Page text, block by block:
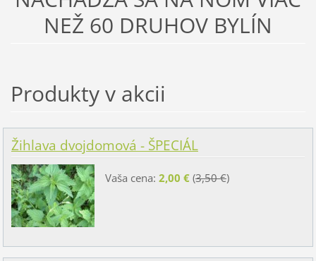
NEŽ 60 DRUHOV BYLÍN
Produkty v akcii
Žihlava dvojdomová - ŠPECIÁL
Vaša cena: 2,00 €(3,50 €)